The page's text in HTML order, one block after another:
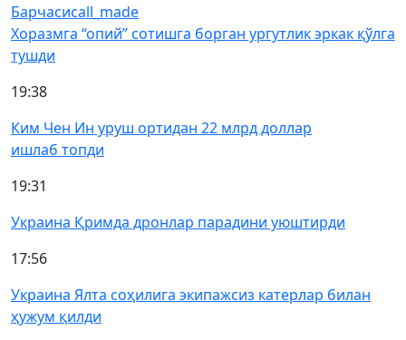
Барчасиcall_made
Хоразмга “опий” сотишга борган ургутлик эркак қўлга
тушди
19:38
Ким Чен Ин уруш ортидан 22 млрд доллар
ишлаб топди
19:31
Украина Қримда дронлар парадини уюштирди
17:56
Украина Ялта соҳилига экипажсиз катерлар билан
ҳужум қилди